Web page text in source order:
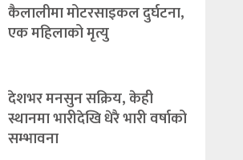
कैलालीमा मोटरसाइकल दुर्घटना,
एक महिलाको मृत्यु
देशभर मनसुन सक्रिय, केही
स्थानमा भारीदेखि धेरै भारी वर्षाको
सम्भावना